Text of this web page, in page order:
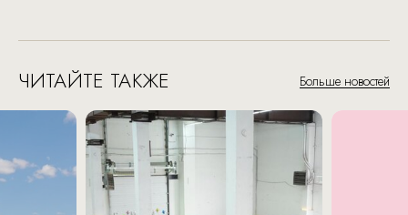
ЧИТАЙТЕ ТАКЖЕ Больше новостей